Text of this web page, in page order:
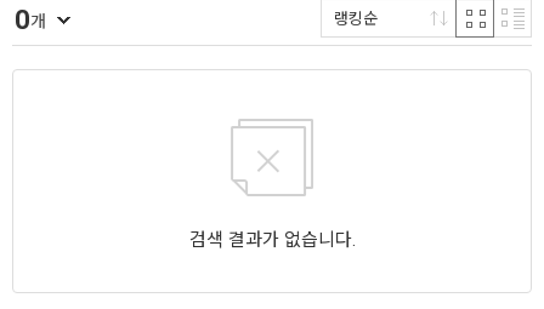
0개 랭킹순
검색 결과가 없습니다.